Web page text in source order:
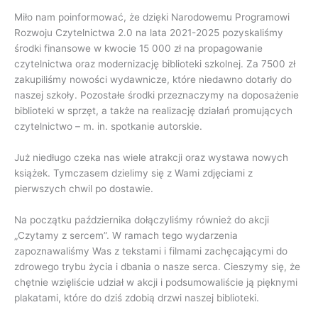
Miło nam poinformować, że dzięki Narodowemu Programowi
Rozwoju Czytelnictwa 2.0 na lata 2021-2025 pozyskaliśmy
środki finansowe w kwocie 15 000 zł na propagowanie
czytelnictwa oraz modernizację biblioteki szkolnej. Za 7500 zł
zakupiliśmy nowości wydawnicze, które niedawno dotarły do
naszej szkoły. Pozostałe środki przeznaczymy na doposażenie
biblioteki w sprzęt, a także na realizację działań promujących
czytelnictwo – m. in. spotkanie autorskie.
Już niedługo czeka nas wiele atrakcji oraz wystawa nowych
książek. Tymczasem dzielimy się z Wami zdjęciami z
pierwszych chwil po dostawie.
Na początku października dołączyliśmy również do akcji
„Czytamy z sercem”. W ramach tego wydarzenia
zapoznawaliśmy Was z tekstami i filmami zachęcającymi do
zdrowego trybu życia i dbania o nasze serca. Cieszymy się, że
chętnie wzięliście udział w akcji i podsumowaliście ją pięknymi
plakatami, które do dziś zdobią drzwi naszej biblioteki.